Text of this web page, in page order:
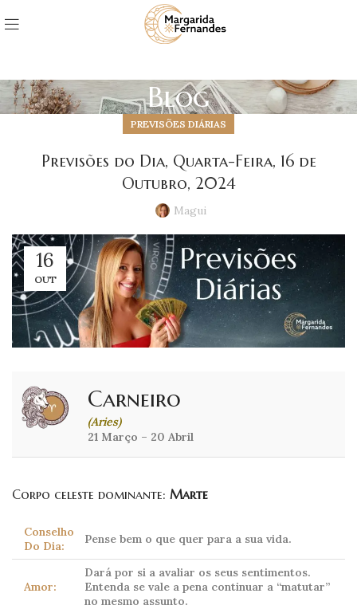
Blog
PREVISÕES DIÁRIAS
Previsões do Dia, Quarta-Feira, 16 de
Outubro, 2024
Magui
16
OUT
Carneiro
(Aries)
21 Março – 20 Abril
Corpo celeste dominante: Marte
Conselho
Do Dia:
Pense bem o que quer para a sua vida.
Amor:
Dará por si a avaliar os seus sentimentos.
Entenda se vale a pena continuar a “matutar”
no mesmo assunto.